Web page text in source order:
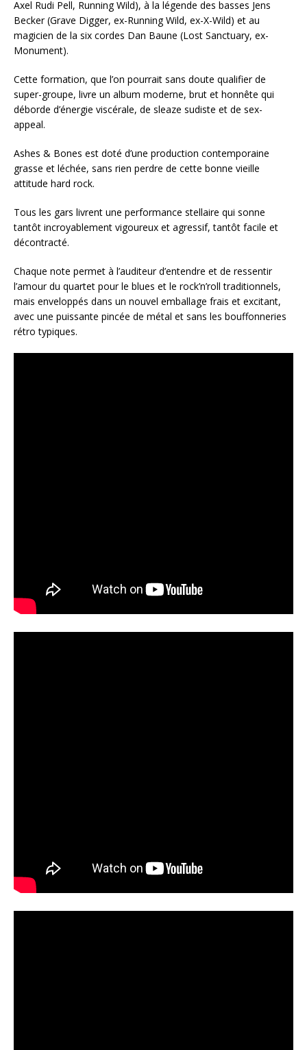
Axel Rudi Pell, Running Wild), à la légende des basses Jens
Becker (Grave Digger, ex-Running Wild, ex-X-Wild) et au
magicien de la six cordes Dan Baune (Lost Sanctuary, ex-
Monument).
Cette formation, que l’on pourrait sans doute qualifier de
super-groupe, livre un album moderne, brut et honnête qui
déborde d’énergie viscérale, de sleaze sudiste et de sex-
appeal.
Ashes & Bones est doté d’une production contemporaine
grasse et léchée, sans rien perdre de cette bonne vieille
attitude hard rock.
Tous les gars livrent une performance stellaire qui sonne
tantôt incroyablement vigoureux et agressif, tantôt facile et
décontracté.
Chaque note permet à l’auditeur d’entendre et de ressentir
l’amour du quartet pour le blues et le rock’n’roll traditionnels,
mais enveloppés dans un nouvel emballage frais et excitant,
avec une puissante pincée de métal et sans les bouffonneries
rétro typiques.